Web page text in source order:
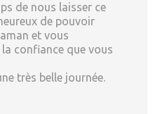
de nous laisser ce
de pouvoir
et vous
confiance que vous
très belle journée.